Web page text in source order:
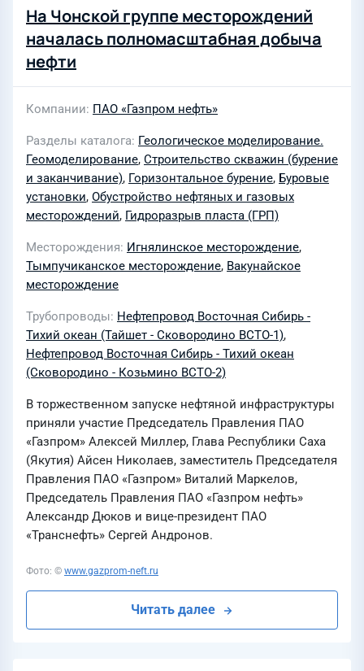
На Чонской группе месторождений
началась полномасштабная добыча
нефти
Компании ПАО «Газпром нефть»
Разделы каталога Геологическое моделирование.
Геомоделирование, Строительство скважин (бурение
и заканчивание), Горизонтальное бурение, Буровые
установки, Обустройство нефтяных и газовых
месторождений, Гидроразрыв пласта (ГРП)
Месторождения Игнялинское месторождение,
Тымпучиканское месторождение, Вакунайское
месторождение
Трубопроводы Нефтепровод Восточная Сибирь -
Тихий океан (Тайшет - Сковородино ВСТО-1),
Нефтепровод Восточная Сибирь - Тихий океан
(Сковородино - Козьмино ВСТО-2)
В торжественном запуске нефтяной инфраструктуры
приняли участие Председатель Правления ПАО
«Газпром» Алексей Миллер, Глава Республики Саха
(Якутия) Айсен Николаев, заместитель Председателя
Правления ПАО «Газпром» Виталий Маркелов,
Председатель Правления ПАО «Газпром нефть»
Александр Дюков и вице-президент ПАО
«Транснефть» Сергей Андронов.
Читать далее
Фото: © www.gazprom-neft.ru